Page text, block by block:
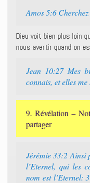
Amos 5:6
Dieu voit bien plus loin
nous avertir quand on
Jean 10:27 Mes
connais, et elles me
9. Révélation –
partager
Jérémie 33:2 Ainsi
l’Eternel, qui les
nom est l’Eternel: